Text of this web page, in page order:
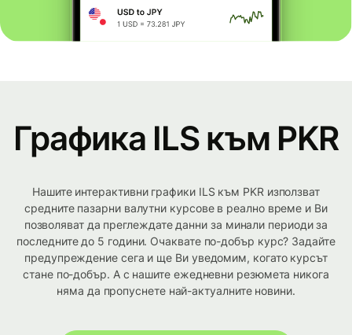
Графика ILS към PKR
Нашите интерактивни графики ILS към PKR използват
средните пазарни валутни курсове в реално време и Ви
позволяват да преглеждате данни за минали периоди за
последните до 5 години. Очаквате по-добър курс? Задайте
предупреждение сега и ще Ви уведомим, когато курсът
стане по-добър. А с нашите ежедневни резюмета никога
няма да пропуснете най-актуалните новини.